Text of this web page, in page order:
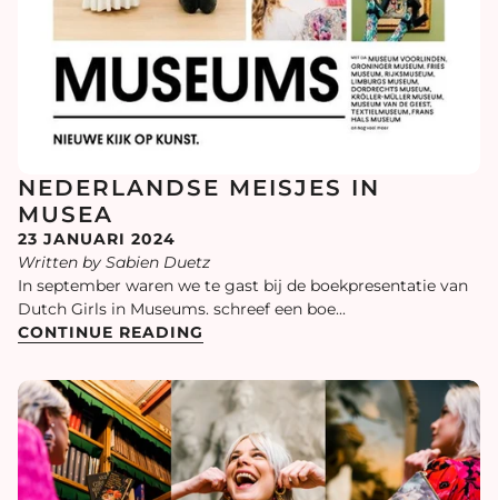
NEDERLANDSE MEISJES IN
MUSEA
23 JANUARI 2024
Written by Sabien Duetz
In september waren we te gast bij de boekpresentatie van
Dutch Girls in Museums. schreef een boe...
CONTINUE READING